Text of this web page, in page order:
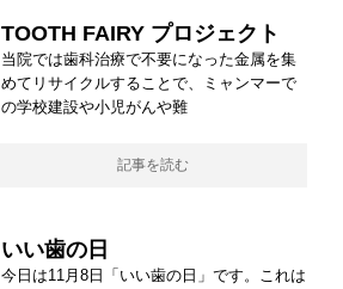
TOOTH FAIRY プロジェクト
当院では歯科治療で不要になった金属を集
めてリサイクルすることで、ミャンマーで
の学校建設や小児がんや難
記事を読む
いい歯の日
今日は11月8日「いい歯の日」です。これは